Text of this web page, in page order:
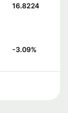
16.8224
-3.09%